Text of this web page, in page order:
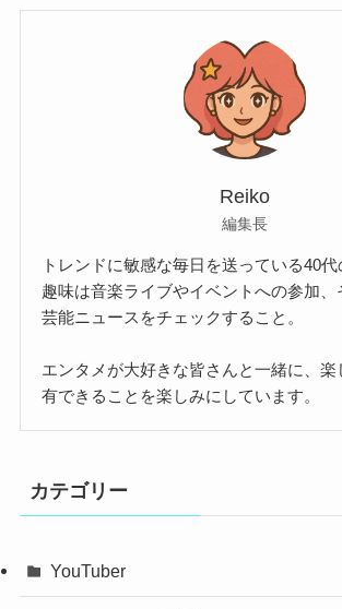
Reiko
編集長
トレンドに敏感な毎日を送っている40代
趣味は音楽ライブやイベントへの参加、
芸能ニュースをチェックすること。
エンタメが大好きな皆さんと一緒に、楽
有できることを楽しみにしています。
カテゴリー
YouTuber